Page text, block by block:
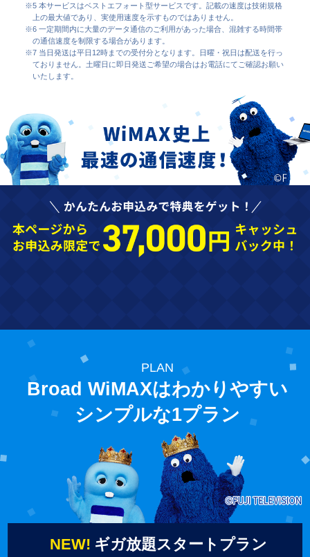
※5 本サービスはベストエフォート型サービスです。記載の速度は技術規格
上の最大値であり、実使用速度を示すものではありません。
※6 一定期間内に大量のデータ通信のご利用があった場合、混雑する時間帯
の通信速度を制限する場合があります。
※7 当日発送は平日12時までの受付分となります。日曜・祝日は配送を行っ
ておりません。土曜日に即日発送ご希望の場合はお電話にてご確認お願い
いたします。
PLAN
Broad WiMAXはわかりやすい
シンプルな1プラン
NEW! ギガ放題スタートプラン